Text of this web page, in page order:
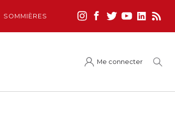
SOMMIÈRES
Me connecter